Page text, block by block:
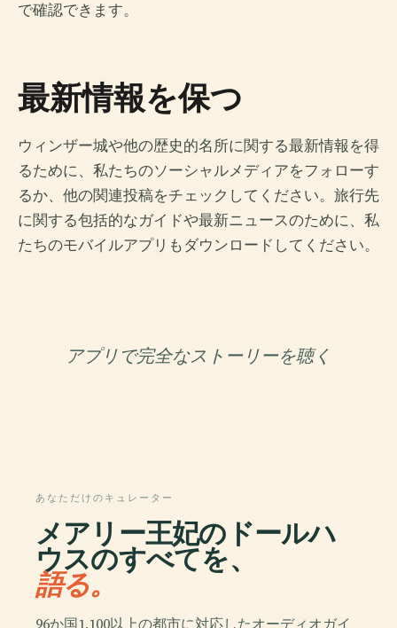
で確認できます。
最新情報を保つ
ウィンザー城や他の歴史的名所に関する最新情報を得
るために、私たちのソーシャルメディアをフォローす
るか、他の関連投稿をチェックしてください。旅行先
に関する包括的なガイドや最新ニュースのために、私
たちのモバイルアプリもダウンロードしてください。
アプリで完全なストーリーを聴く
あなただけのキュレーター
メアリー王妃のドールハ
ウスのすべてを、
語る。
96か国1,100以上の都市に対応したオーディオガイ